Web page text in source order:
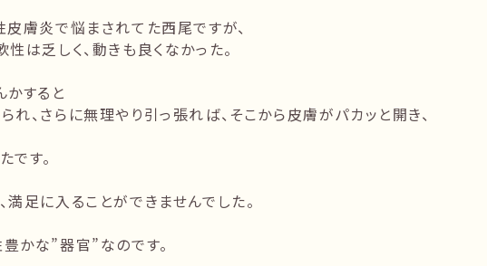
皮膚炎で悩まされてた西尾ですが、
性は乏しく、動きも良くなかった。
かすると
れ、さらに無理やり引っ張れば、そこから皮膚がパカッと開き、
です。
満足に入ることができませんでした。
かな”器官”なのです。